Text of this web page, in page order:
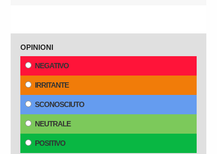
OPINIONI
NEGATIVO
IRRITANTE
SCONOSCIUTO
NEUTRALE
POSITIVO